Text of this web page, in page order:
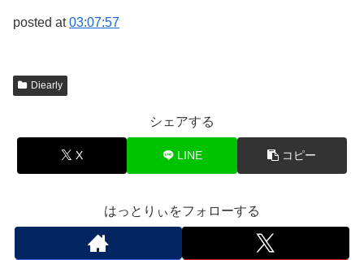
posted at03:07:57
Diearly
シェアする
X LINE コピー
はっとりぃをフォローする